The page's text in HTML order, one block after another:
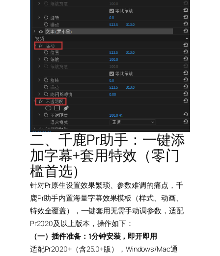
二、千鹿Pr助手：一键添
加字幕+套用特效（零门
槛首选）
针对Pr原生设置效果繁琐、参数难调的痛点，千
鹿Pr助手内置海量字幕效果模板（样式、动画、
特效全覆盖），一键套用无需手动调参数，适配
Pr2020及以上版本，操作如下：
（一）插件准备：1分钟安装，即开即用
适配Pr2020+（含25.0+版），Windows/Mac通